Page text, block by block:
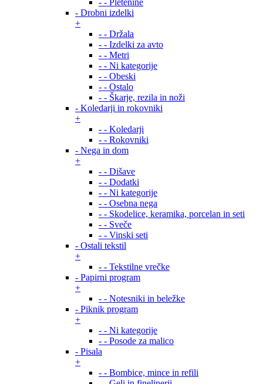
- - Pletenine
- Drobni izdelki
+
- - Držala
- - Izdelki za avto
- - Metri
- - Ni kategorije
- - Obeski
- - Ostalo
- - Škarje, rezila in noži
- Koledarji in rokovniki
+
- - Koledarji
- - Rokovniki
- Nega in dom
+
- - Dišave
- - Dodatki
- - Ni kategorije
- - Osebna nega
- - Skodelice, keramika, porcelan in seti
- - Sveče
- - Vinski seti
- Ostali tekstil
+
- - Tekstilne vrečke
- Papirni program
+
- - Notesniki in beležke
- Piknik program
+
- - Ni kategorije
- - Posode za malico
- Pisala
+
- - Bombice, mince in refili